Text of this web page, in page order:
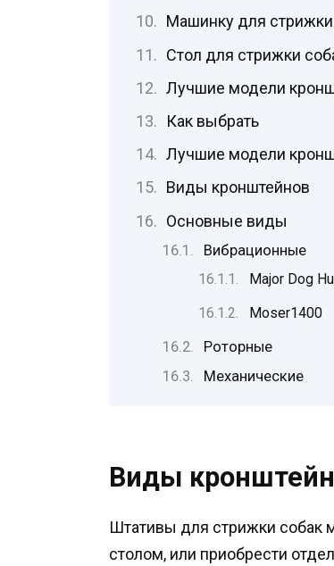
Машинку для
Стол для стрижки
Лучшие модели
Как выбрать
Лучшие модели
Виды кронштейнов
Основные виды
Вибрационные
Major Dog
Moser1400
Роторные
Механические
Виды
Штативы для стрижки собак
столом, или приобрести